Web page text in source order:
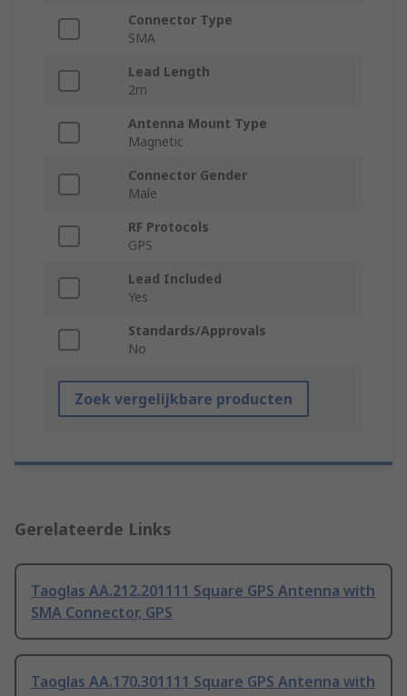
Connector Type
SMA
Lead Length
2m
Antenna Mount Type
Magnetic
Connector Gender
Male
RF Protocols
GPS
Lead Included
Yes
Standards/Approvals
No
Zoek vergelijkbare producten
Gerelateerde Links
Taoglas AA.212.201111 Square GPS Antenna with
SMA Connector, GPS
Taoglas AA.170.301111 Square GPS Antenna with